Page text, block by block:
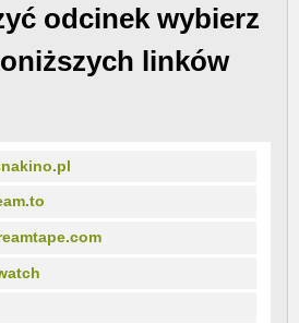
odcinek wybierz
linków